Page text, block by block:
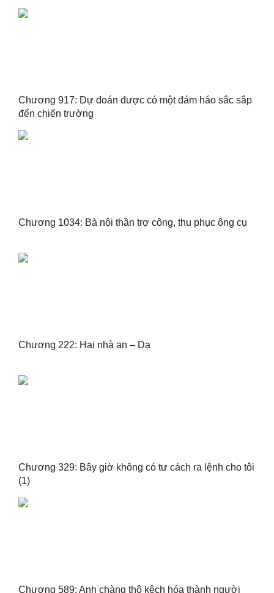
Chương 917: Dự đoán được có một đám háo sắc sắp
đến chiến trường
Chương 1034: Bà nội thần trợ công, thu phục ông cụ
Chương 222: Hai nhà an – Dạ
Chương 329: Bây giờ không có tư cách ra lệnh cho tôi
(1)
Chương 589: Anh chàng thô kệch hóa thành người